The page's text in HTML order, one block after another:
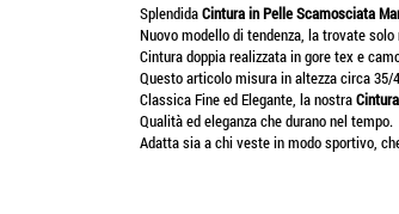
SplendidaCintura in Pelle Scamosciata
Nuovo modello di tendenza, la trovate
Cintura doppia realizzata in gore tex e
Questo articolo misura in altezza circa 35/
Classica Fine ed Elegante, la nostra
Qualità ed eleganza che durano nel tempo.
Adatta sia a chi veste in modo sportivo,